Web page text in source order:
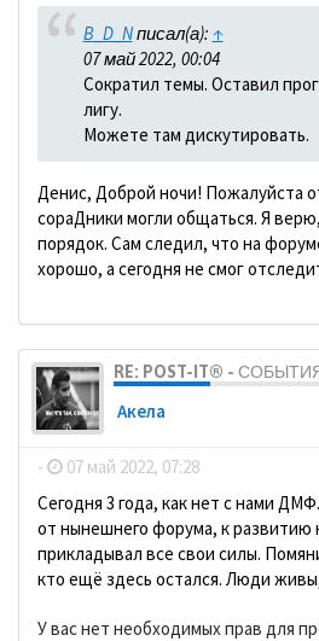
B_D_Nписал(а): ↑
07 май 2022, 00:04
Сократил темы. Оставил
лигу.
Можете там дискутировать.
Денис, Доброй ночи! Пожалуйста
сораДники могли общаться. Я
порядок. Сам следил, что на
хорошо, а сегодня не смог
RE: POST-IT® -
Акела
- 07 май 2022, 07:28
Сегодня 3 года, как нет с нами
от нынешнего форума, к развитию
прикладывал все свои силы.
кто ещё здесь остался. Люди
У вас нет необходимых прав для